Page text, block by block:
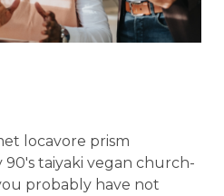
locavore prism
taiyaki vegan church-
probably have not